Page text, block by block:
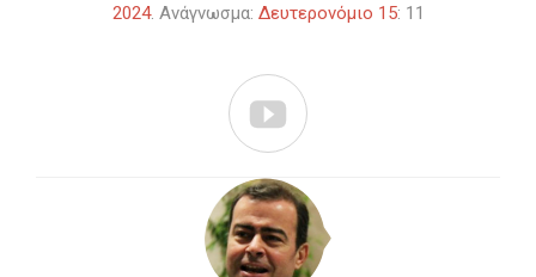
2024. Ανάγνωσμα: Δευτερονόμιο 15: 11
